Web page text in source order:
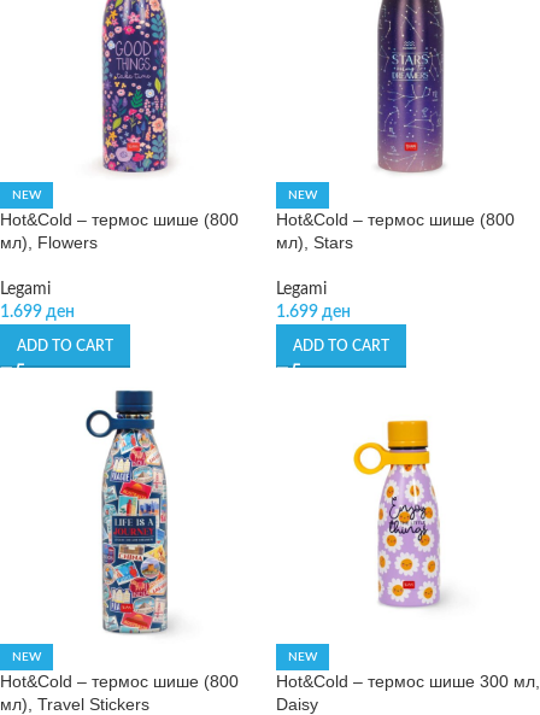
NEW
Hot&Cold – термос шише (800
мл), Flowers
Legami
1.699 ден
ADD TO CART
NEW
Hot&Cold – термос шише (800
мл), Stars
Legami
1.699 ден
ADD TO CART
NEW
Hot&Cold – термос шише (800
мл), Travel Stickers
NEW
Hot&Cold – термос шише 300 мл,
Daisy